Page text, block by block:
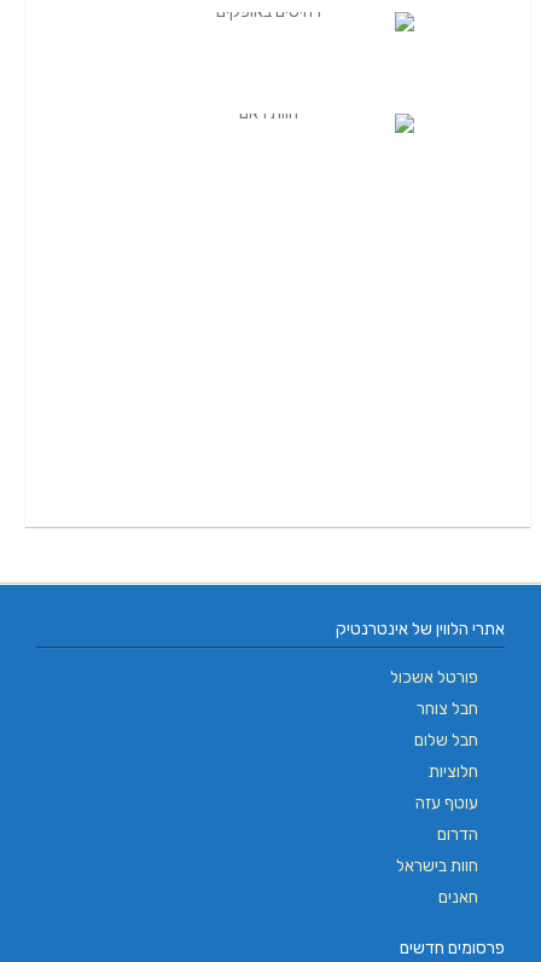
אתרי הלווין של אינטרנטיק
פורטל אשכול
חבל צוחר
חבל שלום
חלוציות
עוטף עזה
הדרום
חוות בישראל
חאנים
פרסומים חדשים